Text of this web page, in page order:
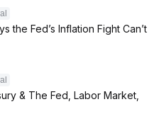
the Fed’s Inflation Fight Can’t
& The Fed, Labor Market,